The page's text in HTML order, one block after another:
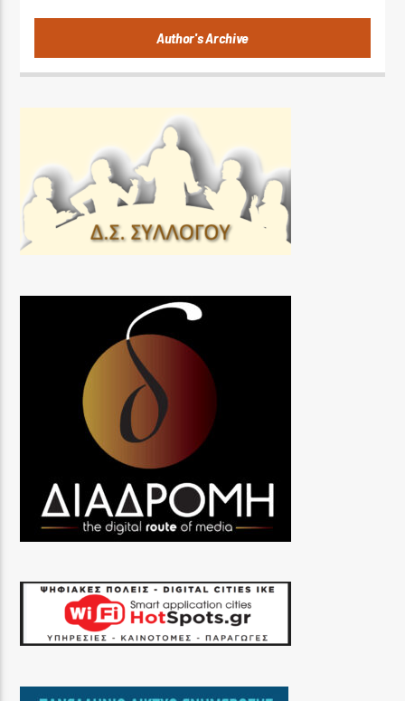
Author's Archive